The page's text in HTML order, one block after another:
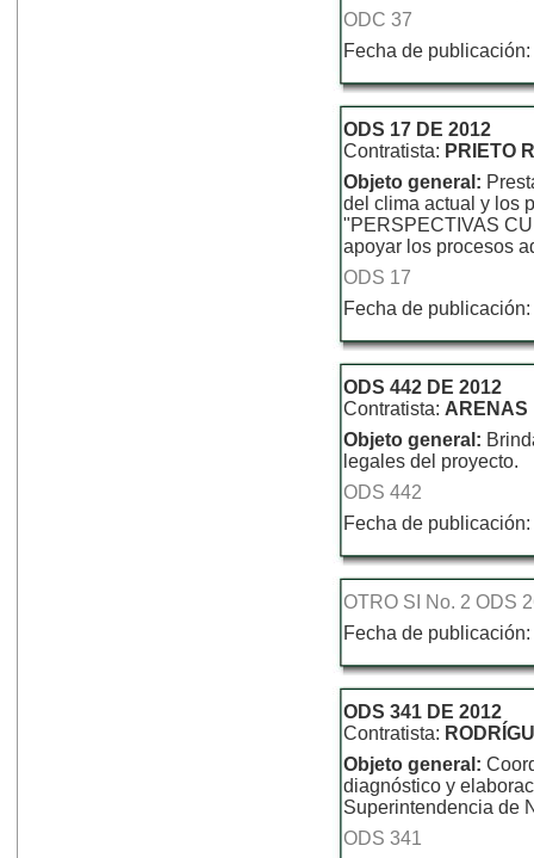
ODC 37
Fecha de
ODS 17 DE 2012
Contratista: PRIETO
Objeto general:
del clima actual y los
"PERSPECTIVAS
apoyar los procesos
ODS 17
Fecha de
ODS 442 DE 2012
Contratista: ARENAS
Objeto general:
legales del proyecto.
ODS 442
Fecha de
OTRO SI No. 2 ODS
Fecha de
ODS 341 DE 2012
Contratista:
Objeto general:
diagnóstico y
Superintendencia de
ODS 341